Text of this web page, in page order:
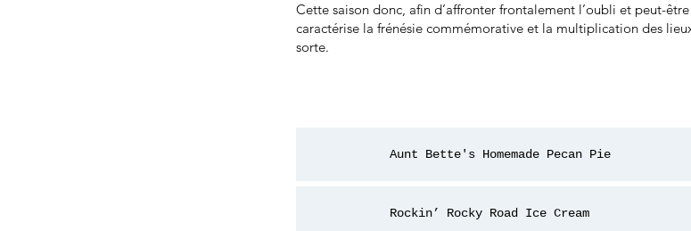
Cette saison donc, afin d’affronter frontalement l’oubli et peut-
caractérise la frénésie commémorative et la multiplication des
sorte.
Aunt Bette's Homemade Pecan Pie
Rockin’ Rocky Road Ice Cream